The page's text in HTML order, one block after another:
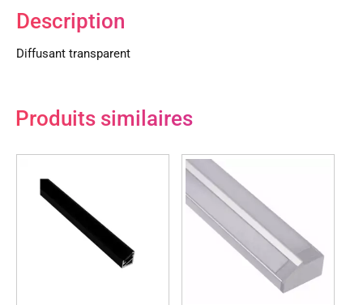
Description
Diffusant transparent
Produits similaires